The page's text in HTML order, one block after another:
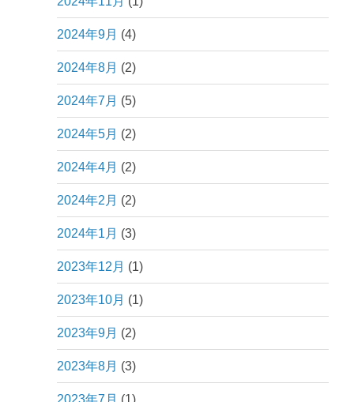
2024年9月 (4)
2024年8月 (2)
2024年7月 (5)
2024年5月 (2)
2024年4月 (2)
2024年2月 (2)
2024年1月 (3)
2023年12月 (1)
2023年10月 (1)
2023年9月 (2)
2023年8月 (3)